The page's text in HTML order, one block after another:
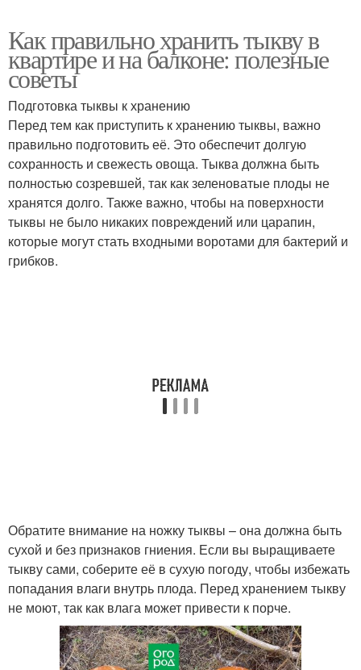
Как правильно хранить тыкву в
квартире и на балконе: полезные
советы
Подготовка тыквы к хранению
Перед тем как приступить к хранению тыквы, важно
правильно подготовить её. Это обеспечит долгую
сохранность и свежесть овоща. Тыква должна быть
полностью созревшей, так как зеленоватые плоды не
хранятся долго. Также важно, чтобы на поверхности
тыквы не было никаких повреждений или царапин,
которые могут стать входными воротами для бактерий и
грибков.
Обратите внимание на ножку тыквы – она должна быть
сухой и без признаков гниения. Если вы выращиваете
тыкву сами, соберите её в сухую погоду, чтобы избежать
попадания влаги внутрь плода. Перед хранением тыкву
не моют, так как влага может привести к порче.